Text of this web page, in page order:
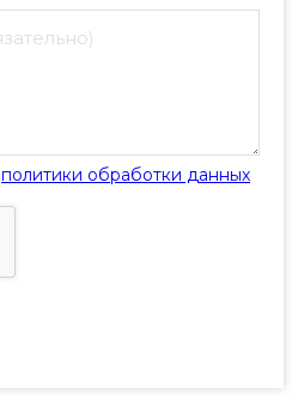
политики обработки данных